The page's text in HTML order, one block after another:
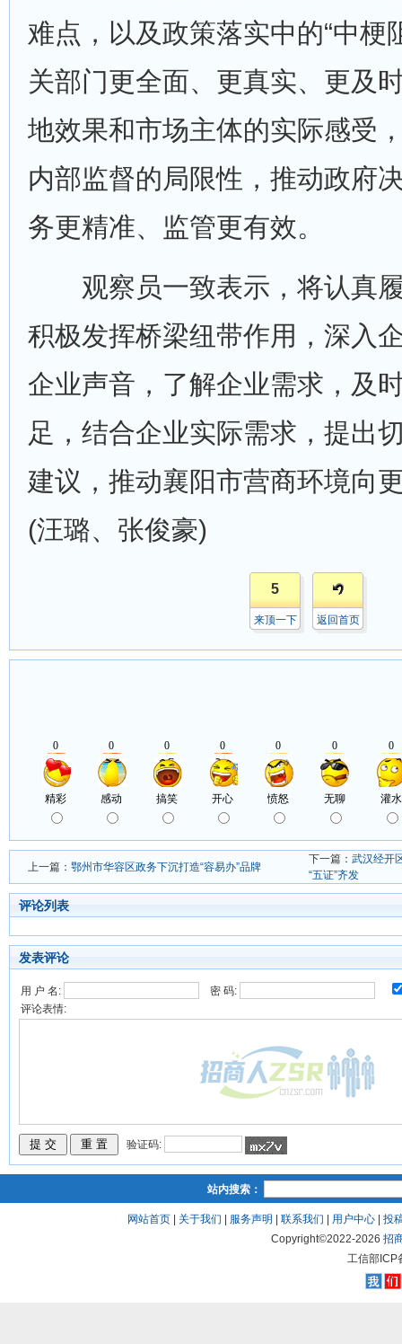
难点，以及政策落实中的“中梗
关部门更全面、更真实、更及
地效果和市场主体的实际感受
内部监督的局限性，推动政府
务更精准、监管更有效。
观察员一致表示，将认真履
积极发挥桥梁纽带作用，深入
企业声音，了解企业需求，及
足，结合企业实际需求，提出
建议，推动襄阳市营商环境向
(汪璐、张俊豪)
5
来顶一下 返回首页
上一篇： 鄂州市华容区政务下沉打造“容易办”品牌
下一篇： 武汉经开
“五证”齐发
评论列表
发表评论
用 户 名:
密 码:
评论表情:
验证码:
站内搜索：
网站首页 关于我们 服务声明 联系我们 用户中心
投
Copyright©2022-2026招
工信部ICP